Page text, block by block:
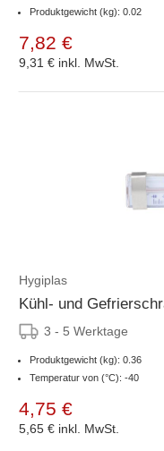
Produktgewicht (kg): 0.02
7,82 €
9,31 € inkl. MwSt.
Hygiplas
Kühl- und
3 - 5 Werktage
Produktgewicht (kg): 0.36
Temperatur von (°C): -40
4,75 €
5,65 € inkl. MwSt.